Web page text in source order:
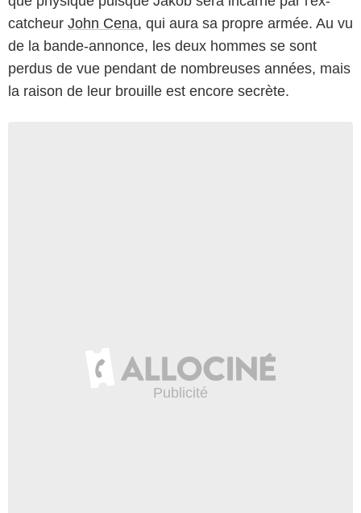
catcheur John Cena, qui aura sa propre armée. Au vu
de la bande-annonce, les deux hommes se sont
perdus de vue pendant de nombreuses années, mais
la raison de leur brouille est encore secrète.